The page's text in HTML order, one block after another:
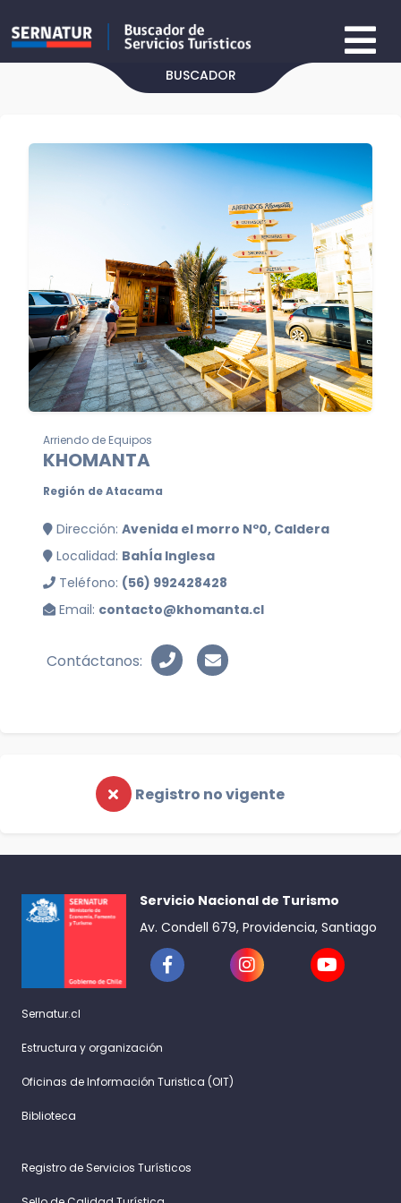
BUSCADOR
Arriendo de Equipos
KHOMANTA
Región de Atacama
Dirección: Avenida el morro Nº0, Caldera
Localidad: BahÍa Inglesa
Teléfono: (56) 992428428
Email: contacto@khomanta.cl
Contáctanos:
Registro no vigente
Servicio Nacional de Turismo
Av. Condell 679, Providencia, Santiago
Sernatur.cl
Estructura y organización
Oficinas de Información Turistica (OIT)
Biblioteca
Registro de Servicios Turísticos